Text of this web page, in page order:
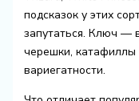
подсказок у этих
запутаться. Ключ —
черешки, катафиллы
вариегатности.